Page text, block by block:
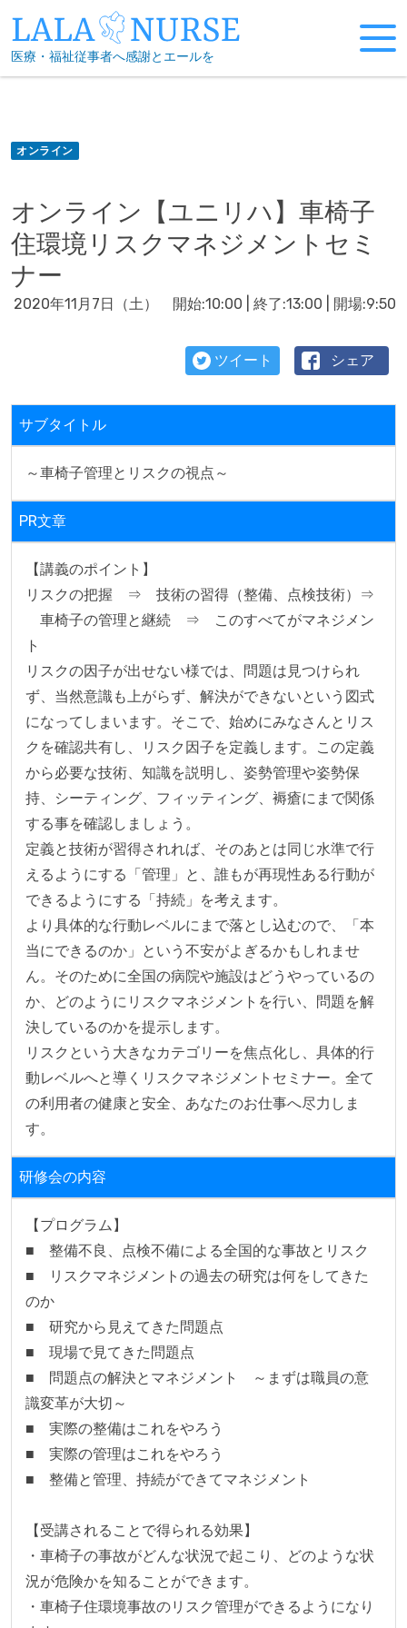
to
content
医療・福祉従事者へ感謝とエールを
オンライン
オンライン【ユニリハ】車椅子
住環境リスクマネジメントセミ
ナー
2020年11月7日（土） 開始:10:00 | 終了:13:00 | 開場:9:50
ツイート シェア
サブタイトル
～車椅子管理とリスクの視点～
PR文章
【講義のポイント】
リスクの把握　⇒　技術の習得（整備、点検技術）⇒
車椅子の管理と継続　⇒　このすべてがマネジメン
ト
リスクの因子が出せない様では、問題は見つけられ
ず、当然意識も上がらず、解決ができないという図式
になってしまいます。そこで、始めにみなさんとリス
クを確認共有し、リスク因子を定義します。この定義
から必要な技術、知識を説明し、姿勢管理や姿勢保
持、シーティング、フィッティング、褥瘡にまで関係
する事を確認しましょう。
定義と技術が習得されれば、そのあとは同じ水準で行
えるようにする「管理」と、誰もが再現性ある行動が
できるようにする「持続」を考えます。
より具体的な行動レベルにまで落とし込むので、「本
当にできるのか」という不安がよぎるかもしれませ
ん。そのために全国の病院や施設はどうやっているの
か、どのようにリスクマネジメントを行い、問題を解
決しているのかを提示します。
リスクという大きなカテゴリーを焦点化し、具体的行
動レベルへと導くリスクマネジメントセミナー。全て
の利用者の健康と安全、あなたのお仕事へ尽力しま
す。
研修会の内容
【プログラム】
■　整備不良、点検不備による全国的な事故とリスク
■　リスクマネジメントの過去の研究は何をしてきた
のか
■　研究から見えてきた問題点
■　現場で見てきた問題点
■　問題点の解決とマネジメント　～まずは職員の意
識変革が大切～
■　実際の整備はこれをやろう
■　実際の管理はこれをやろう
■　整備と管理、持続ができてマネジメント
【受講されることで得られる効果】
・車椅子の事故がどんな状況で起こり、どのような状
況が危険かを知ることができます。
・車椅子住環境事故のリスク管理ができるようになり